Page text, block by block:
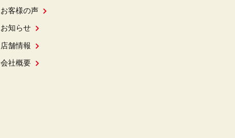
お客様の声
お知らせ
店舗情報
会社概要